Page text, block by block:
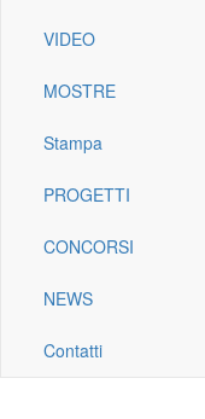
VIDEO
MOSTRE
Stampa
PROGETTI
CONCORSI
NEWS
Contatti